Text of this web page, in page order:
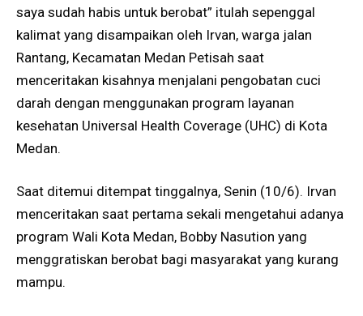
saya sudah habis untuk berobat” itulah sepenggal
kalimat yang disampaikan oleh Irvan, warga jalan
Rantang, Kecamatan Medan Petisah saat
menceritakan kisahnya menjalani pengobatan cuci
darah dengan menggunakan program layanan
kesehatan Universal Health Coverage (UHC) di Kota
Medan.
Saat ditemui ditempat tinggalnya, Senin (10/6). Irvan
menceritakan saat pertama sekali mengetahui adanya
program Wali Kota Medan, Bobby Nasution yang
menggratiskan berobat bagi masyarakat yang kurang
mampu.